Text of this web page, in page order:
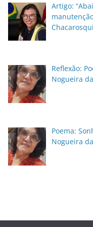
Artigo:
Chacarosqui
Reflexão:
Nogueira
Poema:
Nogueira